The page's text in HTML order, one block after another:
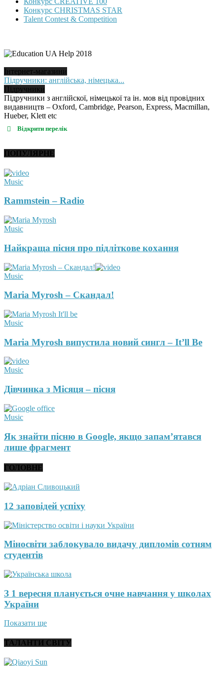
Конкурс CHRISTMAS STAR
Talent Contest & Competition
Інтернет-магазини
Підручники: англійська, німецька...
Підручники
Підручники з англійскої, німецької та ін. мов від провідних
видавництв – Oxford, Cambridge, Pearson, Express, Macmillan,
Hueber, Klett etc
Відкрити перелік
ПОПУЛЯРНЕ
Music
Rammstein – Radio
Music
Найкраща пісня про підліткове кохання
Music
Maria Myrosh – Скандал!
Music
Maria Myrosh випустила новий сингл – It’ll Be
Music
Дівчинка з Місяця – пісня
Music
Як знайти пісню в Google, якщо запам’ятався
лише фрагмент
ГОЛОВНЕ
12 заповідей успіху
Міносвіти заблокувало видачу дипломів сотням
студентів
З 1 вересня планується очне навчання у школах
України
Показати ще
ТАЛАНТИ СВІТУ